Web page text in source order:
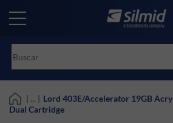
main
| ... | Lord 403E/Accelerator 19GB
Dual Cartridge